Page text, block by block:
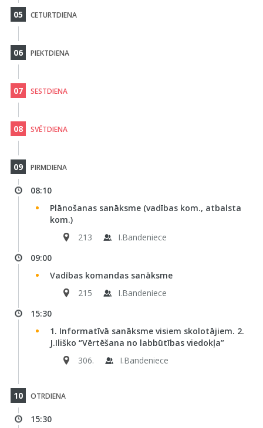
05 CETURTDIENA
06 PIEKTDIENA
07 SESTDIENA
08 SVĒTDIENA
09 PIRMDIENA
08:10
Plānošanas sanāksme (vadības kom., atbalsta
kom.)
213
I.Bandeniece
09:00
Vadības komandas sanāksme
215
I.Bandeniece
15:30
1. Informatīvā sanāksme visiem skolotājiem. 2.
J.Iliško “Vērtēšana no labbūtības viedokļa”
306.
I.Bandeniece
10 OTRDIENA
15:30